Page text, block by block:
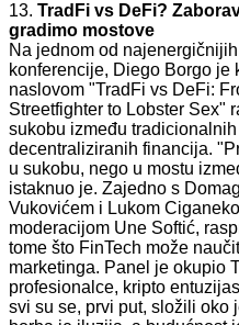
13. TradFi vs DeFi?
gradimo mostove
Na jednom od
konferencije, Diego Borgo je
naslovom "TradFi vs DeFi:
Streetfighter to Lobster Sex"
sukobu između tradicionalnih
decentraliziranih financija.
u sukobu, nego u mostu
istaknuo je. Zajedno s
Vukovićem i Lukom
moderacijom Une Softić,
tome što FinTech može
marketinga. Panel je okupio
profesionalce, kripto
svi su se, prvi put, složili oko